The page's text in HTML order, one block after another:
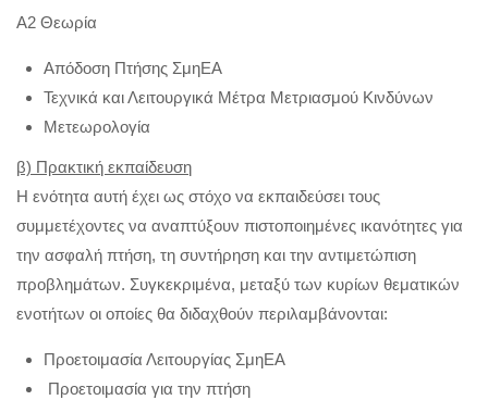
Α2 Θεωρία
Απόδοση Πτήσης ΣμηΕΑ
Τεχνικά και Λειτουργικά Μέτρα Μετριασμού Κινδύνων
Μετεωρολογία
β) Πρακτική εκπαίδευση
Η ενότητα αυτή έχει ως στόχο να εκπαιδεύσει τους
συμμετέχοντες να αναπτύξουν πιστοποιημένες ικανότητες για
την ασφαλή πτήση, τη συντήρηση και την αντιμετώπιση
προβλημάτων. Συγκεκριμένα, μεταξύ των κυρίων θεματικών
ενοτήτων οι οποίες θα διδαχθούν περιλαμβάνονται:
Προετοιμασία Λειτουργίας ΣμηΕΑ
Προετοιμασία για την πτήση